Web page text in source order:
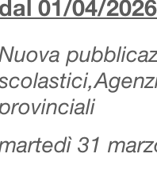
dal 01/04/2026
31